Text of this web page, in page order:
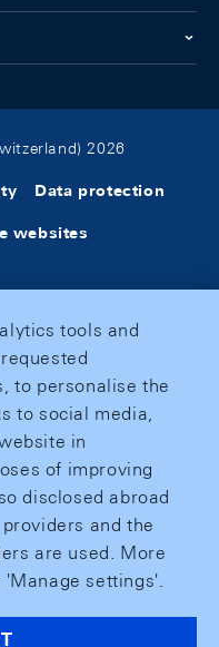
2026
Data protection
websites
tools and
to personalise the
to social media,
in
of improving
disclosed abroad
and the
are used. More
settings'.